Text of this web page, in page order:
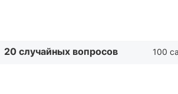
20 случайных вопросов 100